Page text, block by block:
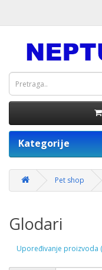
Kategorije
Pet shop
Glodari
Upoređivanje proizvoda